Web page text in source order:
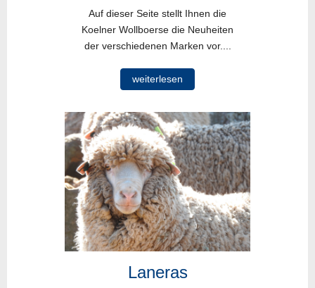
Auf dieser Seite stellt Ihnen die
Koelner Wollboerse die Neuheiten
der verschiedenen Marken vor....
weiterlesen
Laneras